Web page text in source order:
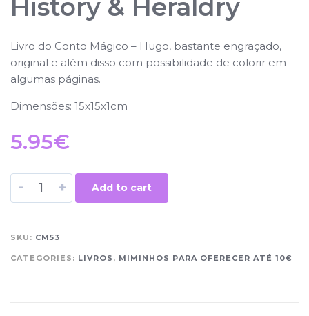
History & Heraldry
Livro do Conto Mágico – Hugo, bastante engraçado,
original e além disso com possibilidade de colorir em
algumas páginas.
Dimensões: 15x15x1cm
5.95€
- + Add to cart
SKU: CM53
CATEGORIES: LIVROS , MIMINHOS PARA OFERECER ATÉ 10€